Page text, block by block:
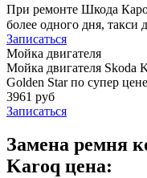
При ремонте Шкода
более одного дня, такси
Записаться
Мойка двигателя
Мойка двигателя Skoda
Golden Star по супер цене
3961 руб
Записаться
Замена ремня
Karoq цена: